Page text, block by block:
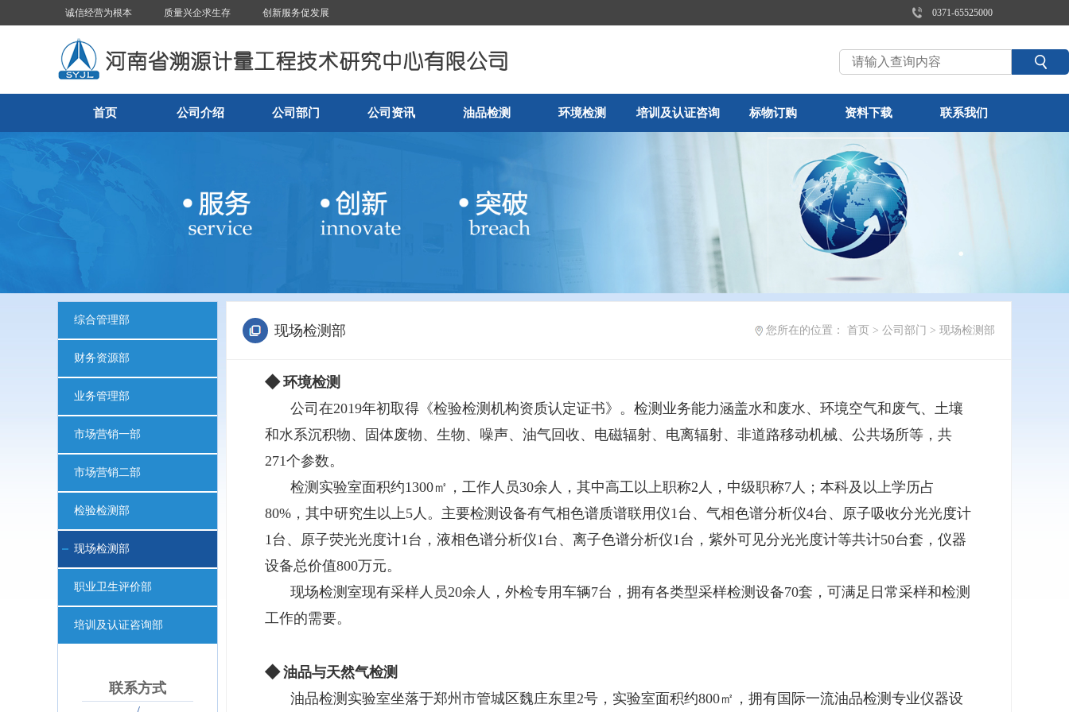
0371-65525000
诚信经营为根本 质量兴企求生存 创新服务促发展
首页 公司介绍 公司部门 公司资讯 油品检测 环境检测 培训及认证咨询 标物订购 资料下载 联系我们
综合管理部
财务资源部
业务管理部
市场营销一部
市场营销二部
检验检测部
现场检测部
职业卫生评价部
培训及认证咨询部
联系方式
现场检测部 您所在的位置： 首页 > 公司部门 > 现场检测部
◆ 环境检测
公司在2019年初取得《检验检测机构资质认定证书》。检测业务能力涵盖水和废水、环境空气和废气、土壤
和水系沉积物、固体废物、生物、噪声、油气回收、电磁辐射、电离辐射、非道路移动机械、公共场所等，共
271个参数。
检测实验室面积约1300㎡，工作人员30余人，其中高工以上职称2人，中级职称7人；本科及以上学历占
80%，其中研究生以上5人。主要检测设备有气相色谱质谱联用仪1台、气相色谱分析仪4台、原子吸收分光光度计
1台、原子荧光光度计1台，液相色谱分析仪1台、离子色谱分析仪1台，紫外可见分光光度计等共计50台套，仪器
设备总价值800万元。
现场检测室现有采样人员20余人，外检专用车辆7台，拥有各类型采样检测设备70套，可满足日常采样和检测
工作的需要。
◆油品与天然气检测
油品检测实验室坐落于郑州市管城区魏庄东里2号，实验室面积约800㎡，拥有国际一流油品检测专业仪器设